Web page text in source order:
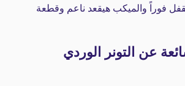
فوراً والميكب هيقعد ناعم وقطعة
عن التونر الوردي